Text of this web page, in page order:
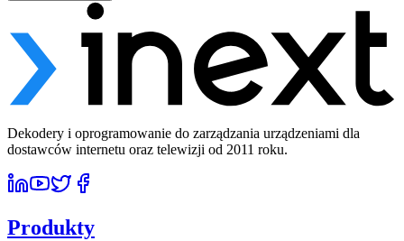
Dekodery i oprogramowanie do zarządzania urządzeniami dla
dostawców internetu oraz telewizji od 2011 roku.
Produkty